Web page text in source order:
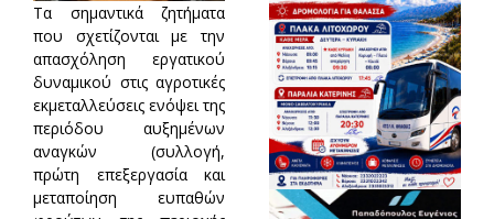
Τα σημαντικά ζητήματα
που σχετίζονται με την
απασχόληση εργατικού
δυναμικού στις αγροτικές
εκμεταλλεύσεις ενόψει της
περιόδου αυξημένων
αναγκών (συλλογή,
πρώτη επεξεργασία και
μεταποίηση ευπαθών